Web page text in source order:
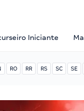
Iniciante
RO RR RS SC SE